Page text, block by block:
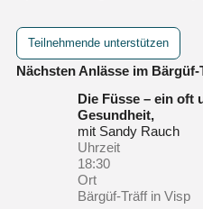
Teilnehmende unterstützen
Nächsten Anlässe im Bärgüf-
Die Füsse – ein oft
Gesundheit,
mit Sandy Rauch
Uhrzeit
18:30
Ort
Bärgüf-Träff in Visp